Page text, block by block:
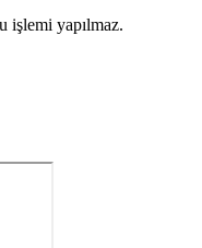
işlemi yapılmaz.